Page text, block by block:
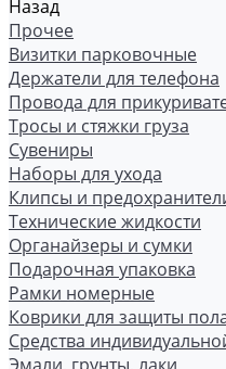
Назад
Прочее
Визитки парковочные
Держатели для телефона
Провода для
Тросы и стяжки груза
Сувениры
Наборы для ухода
Клипсы и
Технические жидкости
Органайзеры и сумки
Подарочная упаковка
Рамки номерные
Коврики для защиты
Средства